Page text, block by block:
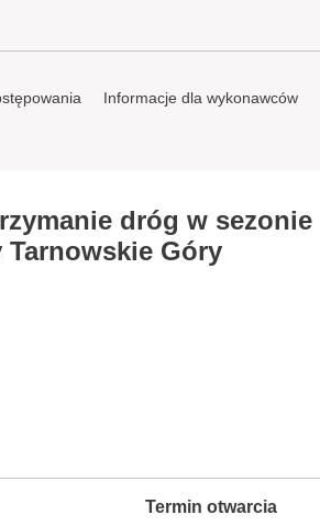
Informacje dla wykonawców
dróg w sezonie
Tarnowskie Góry
Termin otwarcia